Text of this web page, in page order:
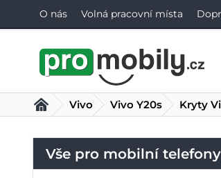
O nás Volná pracovní místa
Vše pro mobilní telefony
Vivo Vivo Y20s Kryty